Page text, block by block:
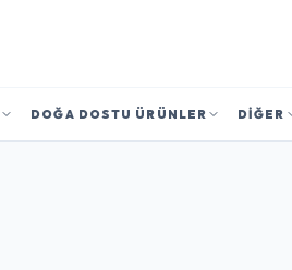
DOĞA DOSTU ÜRÜNLER DİĞER